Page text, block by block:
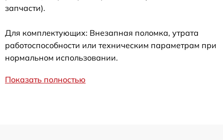
запчасти).
Для комплектующих: Внезапная поломка, утрата
работоспособности или техническим параметрам при
нормальном использовании.
Показать полностью